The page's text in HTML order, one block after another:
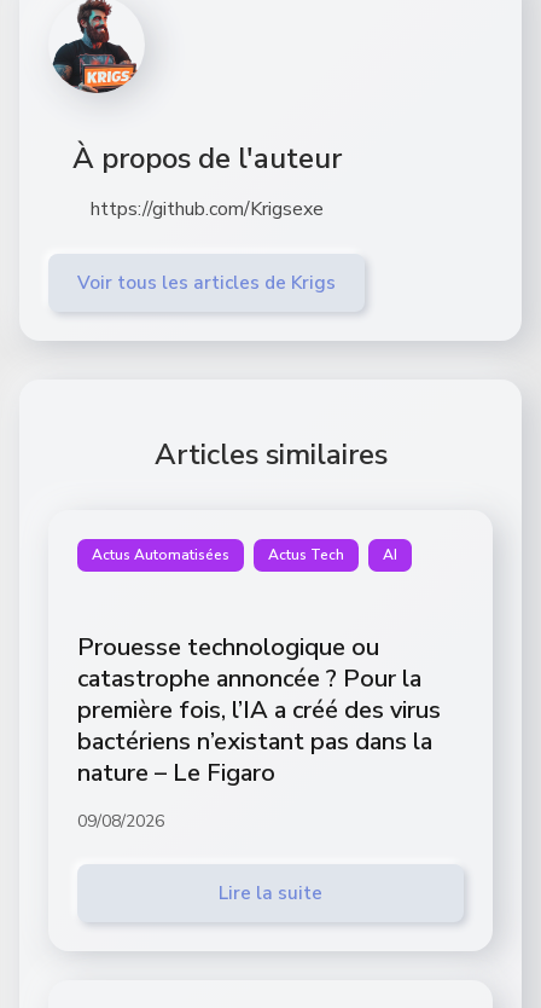
À propos de l'auteur
https://github.com/Krigsexe
Voir tous les articles de Krigs
Articles similaires
Actus Automatisées Actus Tech AI
Prouesse technologique ou
catastrophe annoncée ? Pour la
première fois, l’IA a créé des virus
bactériens n’existant pas dans la
nature – Le Figaro
09/08/2026
Lire la suite